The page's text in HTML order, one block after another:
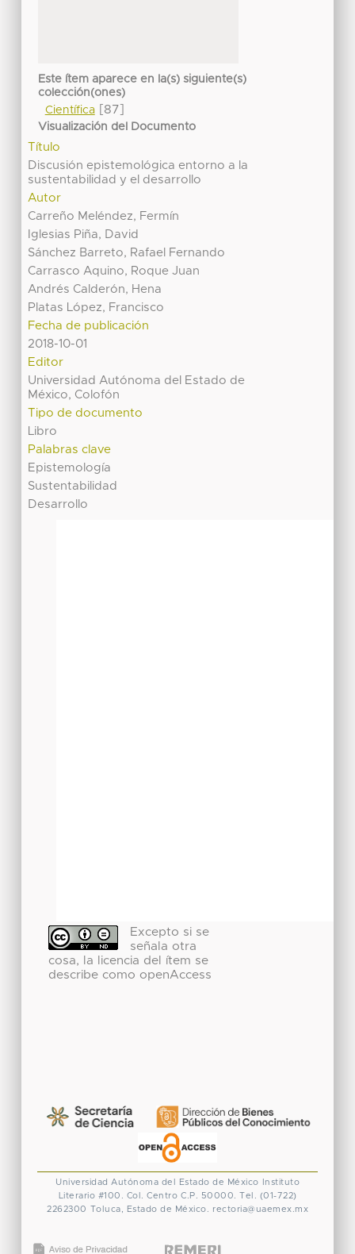
Este ítem aparece en la(s) siguiente(s)
colección(ones)
Científica[87]
Visualización del Documento
Título
Discusión epistemológica entorno a la
sustentabilidad y el desarrollo
Autor
Carreño Meléndez, Fermín
Iglesias Piña, David
Sánchez Barreto, Rafael Fernando
Carrasco Aquino, Roque Juan
Andrés Calderón, Hena
Platas López, Francisco
Fecha de publicación
2018-10-01
Editor
Universidad Autónoma del Estado de
México, Colofón
Tipo de documento
Libro
Palabras clave
Epistemología
Sustentabilidad
Desarrollo
Excepto si se
señala otra
cosa, la licencia del ítem se
describe como openAccess
Universidad Autónoma del Estado de México
Instituto
Literario #100. Col. Centro C.P. 50000. Tel. (01-722)
2262300 Toluca, Estado de México. rectoria@uaemex.mx